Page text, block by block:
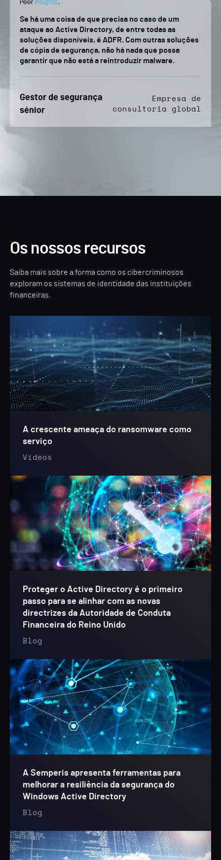
Se há uma coisa de que precisa no caso de um
ataque ao Active Directory, de entre todas as
soluções disponíveis, é ADFR. Com outras soluções
de cópia de segurança, não há nada que possa
garantir que não está a reintroduzir malware.
Gestor de segurança
sénior
Empresa de
consultoria global
Os nossos recursos
Saiba mais sobre a forma como os cibercriminosos
exploram os sistemas de identidade das instituições
financeiras.
A crescente ameaça do ransomware como
serviço
Vídeos
Proteger o Active Directory é o primeiro
passo para se alinhar com as novas
directrizes da Autoridade de Conduta
Financeira do Reino Unido
Blog
A Semperis apresenta ferramentas para
melhorar a resiliência da segurança do
Windows Active Directory
Blog